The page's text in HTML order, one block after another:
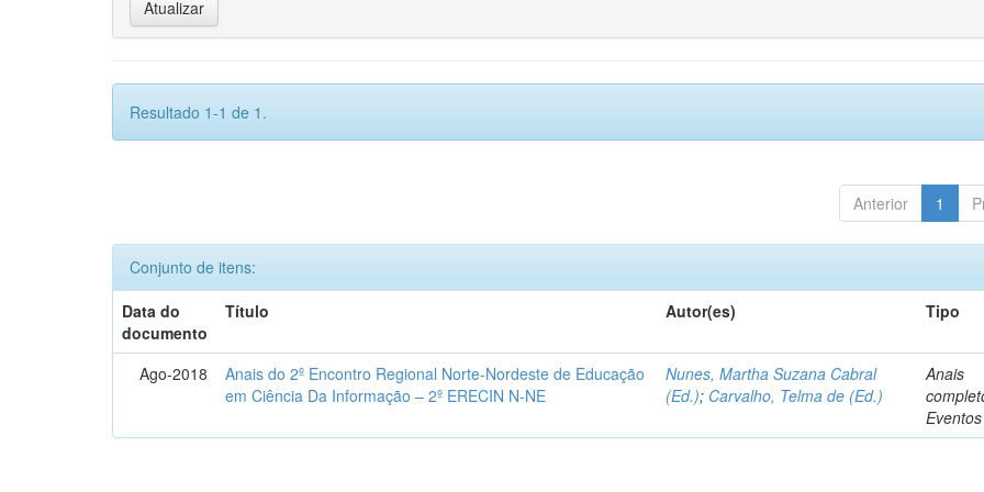
Resultado 1-1 de 1.
Anterior 1
Conjunto de itens:
Data do
documento
Título Autor(es) Tipo
Ago-2018
Anais do 2º Encontro Regional Norte-Nordeste de Educação
em Ciência Da Informação – 2º ERECIN N-NE
Nunes, Martha Suzana Cabral
(Ed.); Carvalho, Telma de (Ed.)
Anais
Eventos